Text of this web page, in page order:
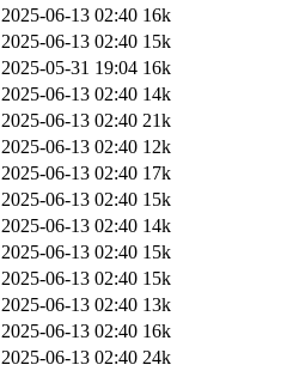
2025-06-13 02:40 16k
2025-06-13 02:40 15k
2025-05-31 19:04 16k
2025-06-13 02:40 14k
2025-06-13 02:40 21k
2025-06-13 02:40 12k
2025-06-13 02:40 17k
2025-06-13 02:40 15k
2025-06-13 02:40 14k
2025-06-13 02:40 15k
2025-06-13 02:40 15k
2025-06-13 02:40 13k
2025-06-13 02:40 16k
2025-06-13 02:40 24k